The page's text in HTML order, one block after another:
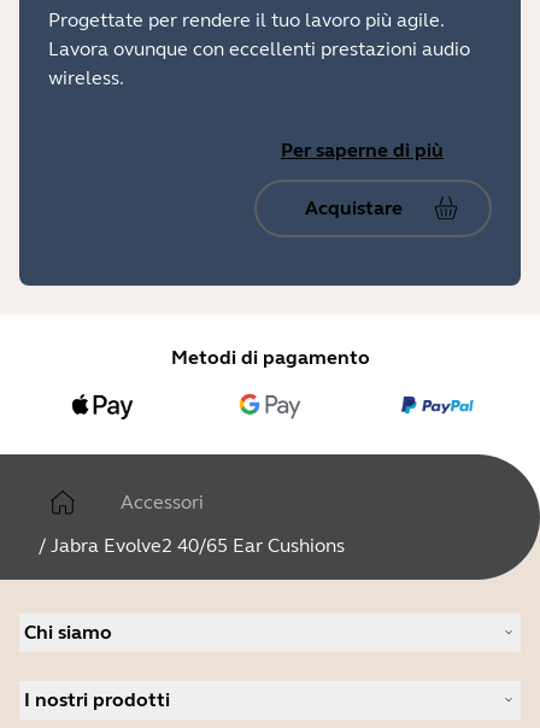
Progettate per rendere il tuo lavoro più agile.
Lavora ovunque con eccellenti prestazioni audio
wireless.
Per saperne di più
Acquistare
Metodi di pagamento
Accessori
/ Jabra Evolve2 40/65 Ear Cushions
Chi siamo
Possibilità di lavoro
I nostri prodotti